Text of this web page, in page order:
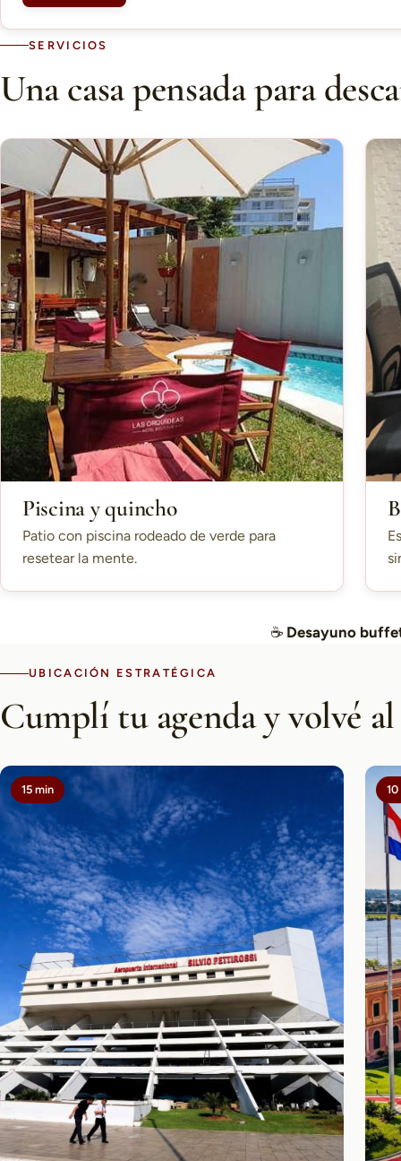
SERVICIOS
Una casa pensada para
Piscina y quincho
Patio con piscina rodeado de verde para
resetear la mente.
☕ Desayuno
UBICACIÓN ESTRATÉGICA
Cumplí tu agenda y volvé
15 min